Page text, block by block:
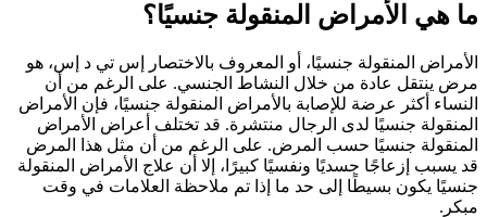
ما هي الأمراض المنقولة جنسيًا؟
الأمراض المنقولة جنسيًا، أو المعروف بالاختصار إس تي د إس، هو
مرض ينتقل عادة من خلال النشاط الجنسي. على الرغم من أن
النساء أكثر عرضة للإصابة بالأمراض المنقولة جنسيًا، فإن الأمراض
المنقولة جنسيًا لدى الرجال منتشرة. قد تختلف أعراض الأمراض
المنقولة جنسيًا حسب المرض. على الرغم من أن مثل هذا المرض
قد يسبب إزعاجًا جسديًا ونفسيًا كبيرًا، إلا أن علاج الأمراض المنقولة
جنسيًا يكون بسيطًا إلى حد ما إذا تم ملاحظة العلامات في وقت
مبكر.